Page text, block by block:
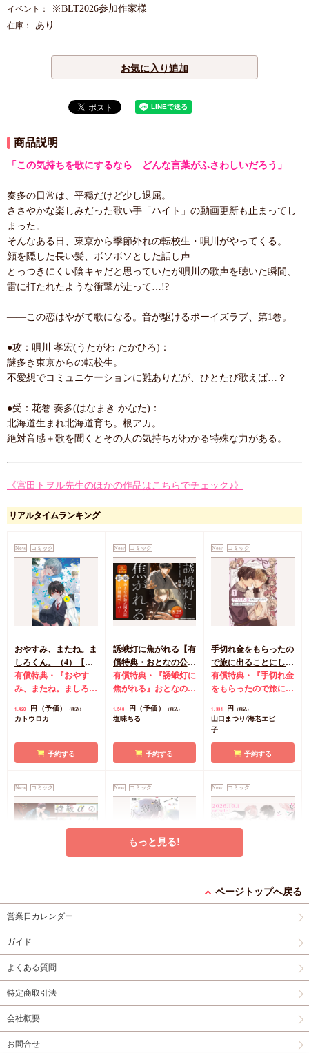
イベント： ※BLT2026参加作家様
在庫： あり
お気に入り追加
商品説明
「この気持ちを歌にするなら どんな言葉がふさわしいだろう」
奏多の日常は、平穏だけど少し退屈。
ささやかな楽しみだった歌い手「ハイト」の動画更新も止まってし
まった。
そんなある日、東京から季節外れの転校生・唄川がやってくる。
顔を隠した長い髪、ボソボソとした話し声…
とっつきにくい陰キャだと思っていたが唄川の歌声を聴いた瞬間、
雷に打たれたような衝撃が走って…!?
――この恋はやがて歌になる。音が駆けるボーイズラブ、第1巻。
●攻：唄川 孝宏(うたがわ たかひろ)：
謎多き東京からの転校生。
不愛想でコミュニケーションに難ありだが、ひとたび歌えば…？
●受：花巻 奏多(はなまき かなた)：
北海道生まれ北海道育ち。根アカ。
絶対音感＋歌を聞くとその人の気持ちがわかる特殊な力がある。
《宮田トヲル先生のほかの作品はこちらでチェック♪》
リアルタイムランキング
New コミック
おやすみ、またね。ま
しろくん。（4）【有
償特典・おとなの公式
同人誌】【8/7締切！
選)】
有償特典・『おやす
み、またね。ましろく
公式同人誌 コミコミ
店舗共通特典ペーパー
初版限定カメラロール
1,420 円（予価） （税込）
カトウロカ
予約する
New コミック
誘蛾灯に焦がれる【有
償特典・おとなの公式
同人誌】
有償特典・『誘蛾灯に
焦がれる』おとなの公
典漫画ペーパー
1,540 円（予価） （税込）
塩味ちる
予約する
New コミック
手切れ金をもらったの
で旅に出ることにした
（1）【有償特典・漫
画＆SS小冊子】
有償特典・『手切れ金
をもらったので旅に出
漫画＆SS12P小冊子
ミコミ特典漫画＆SS
リーフレット
1,331 円 （税込）
山口まつり/海老エビ
子
予約する
New コミック
コミコミ特典4Pリー
フレット
神波アユミ
カートに入れる
New コミック
【有償特典・小冊子】
と高嶺の夫』12P小冊
ーフレット 店舗共通
カートに入れる
New コミック
セブンティーンシロッ
プス（2）【有償特
ルスタンド】
ィーンシロップス
クリルスタンド コミ
ド 店舗共通特典ペー
予約する
New コミック
もっと見る!
ページトップへ戻る
営業日カレンダー
ガイド
よくある質問
特定商取引法
会社概要
お問合せ